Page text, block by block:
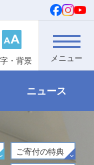
・背景
ニュース
ご寄付の特典